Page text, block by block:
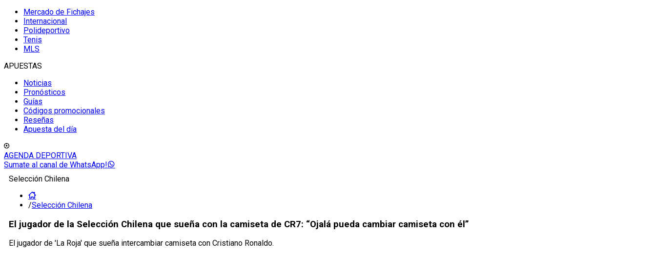
Mercado de Fichajes
Internacional
Polideportivo
Tenis
MLS
APUESTAS
Noticias
Pronósticos
Guías
Códigos promocionales
Reseñas
Apuesta del día
AGENDA DEPORTIVA
Sumate al canal de WhatsApp!
Selección Chilena
/Selección Chilena
El jugador de la Selección Chilena que sueña con la camiseta de CR7: “Ojalá pueda cambiar camiseta con él”
El jugador de 'La Roja' que sueña intercambiar camiseta con Cristiano Ronaldo.